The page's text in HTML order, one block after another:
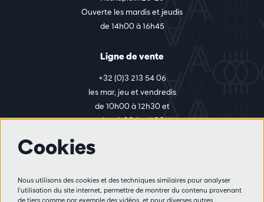
Ouverte les mardis et jeudis
de 14h00 à 16h45
Ligne de vente
+32 (0)3 213 54 06
les mar, jeu et vendredis
de 10h00 à 12h30 et
de 14h00 à 17h00
Règlement des visiteurs
Cookies
Nous utilisons des cookies et des techniques similaires pour analyser
l'utilisation du site internet, permettre de montrer du contenu provenant
de tiers comme par exemple des vidéos, et pour diverses autres